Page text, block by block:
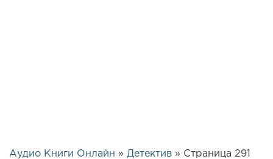
Аудио Книги Онлайн » Детектив » Страница 291